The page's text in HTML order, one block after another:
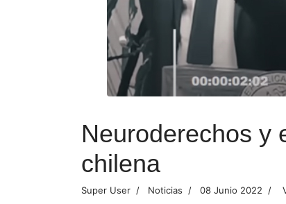
Neuroderechos y
chilena
Super User Noticias 08 Junio 2022